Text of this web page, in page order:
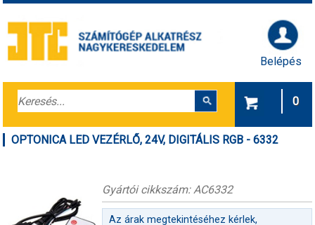
Belépés
0
OPTONICA LED VEZÉRLŐ, 24V, DIGITÁLIS RGB - 6332
Gyártói cikkszám: AC6332
Az árak megtekintéséhez kérlek,